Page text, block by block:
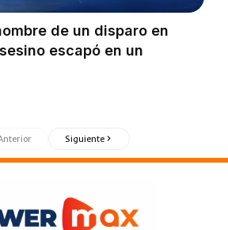
de un disparo en
escapó en un
Siguiente